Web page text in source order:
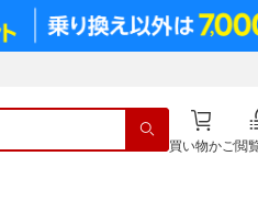
買い物かご閲